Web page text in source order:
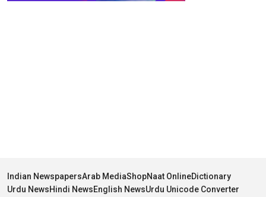
Indian NewspapersArab MediaShopNaat OnlineDictionary
Urdu NewsHindi NewsEnglish NewsUrdu Unicode Converter